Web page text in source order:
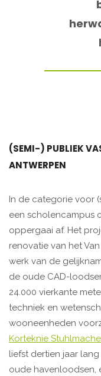
(SEMI-) PUBLIEK
ANTWERPEN
In de categorie voor
een scholencampus
oppergaai af. Het
renovatie van het
werk van de
de oude CAD-
24.000 vierkante
techniek en
wooneenheden
Korteknie
liefst dertien jaar
oude havenloodsen,